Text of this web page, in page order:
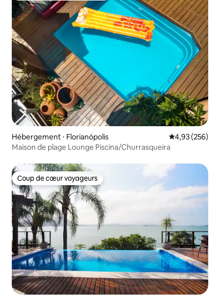
Hébergement ⋅ Florianópolis Évaluation
4,93 (256)
Maison de plage Lounge Piscina/Churrasqueira
Coup de cœur voyageurs
Coup de cœur voyageurs